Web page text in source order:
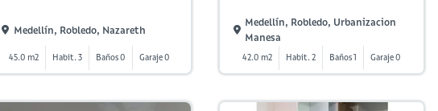
Medellín, Robledo, Nazareth
45.0 m2 Habit. 3 Baños 0 Garaje 0
Medellín, Robledo, Urbanizacion
Manesa
42.0 m2 Habit. 2 Baños 1 Garaje 0